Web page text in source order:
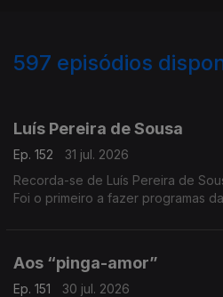
597 episódios
Luís Pereira de Sousa
Ep. 152
31 jul. 2026
Recorda-se de Luís Pereira de
Foi o primeiro a fazer programas
Aos “pinga-amor”
Ep. 151
30 jul. 2026